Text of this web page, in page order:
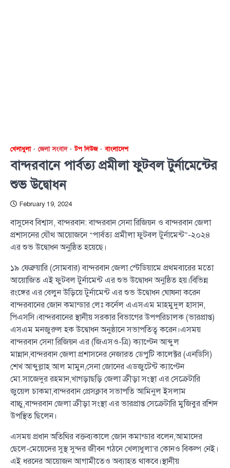
খেলাধুলা জেলা সংবাদ টপ নিউজ বাংলাদেশ
বান্দরবানে পার্বত্য প্রমীলা ফুটবল টুর্নামেন্টের
শুভ উদ্বোধন
February 19, 2024
বাসুদেব বিশ্বাস, বান্দরবান: বান্দরবান সেনা রিজিয়ন ও বান্দরবান জেলা
প্রশাসনের যৌথ আয়োজনে “পার্বত্য প্রমীলা ফুটবল টুর্নামেন্ট”-২০২৪
এর শুভ উদ্বোধন অনুষ্ঠিত হয়েছে।
১৯ ফেব্রুয়ারি (সোমবার) বান্দরবান জেলা স্টেডিয়ামে প্রথমবারের মতো
আয়োজিত এই ফুটবল টুর্নামেন্ট এর শুভ উদ্বোধন অনুষ্ঠিত হয়।বিভিন্ন
রংঙ্গের এর বেলুন উড়িয়ে টুর্নামেন্ট এর শুভ উদ্বোধন ঘোষনা করেন
বান্দরবানের জোন কমান্ডার লেঃ কর্নেল এএসএম মাহমুদুল হাসান,
পিএসসি।বান্দরবানের স্থানীয় সরকার বিভাগের উপপরিচালক (ভারপ্রাপ্ত)
এসএম মনজুরুল হক উদ্বোধন অনুষ্ঠানে সভাপতিত্ব করেন।এসময়
বান্দরবান সেনা রিজিয়ন এর (জিএসও-ত্রি) ক্যাপ্টেন আব্দুল
মান্নান,বান্দরবান জেলা প্রশাসনের নেজারত ডেপুটি কালেক্টর (এনডিসি)
শেখ আব্দুল্লাহ আল মামুন,সেনা জোনের এডজুটেন্ট ক্যাপ্টেন
মো.সাজেদুর রহমান,খাগড়াছড়ি জেলা ক্রীড়া সংস্থা এর সেক্রেটারি
জুয়েল চাকমা,বান্দরবান প্রেসক্লাব সভাপতি আমিনুল ইসলাম
বাচ্চু,বান্দরবান জেলা ক্রীড়া সংস্থা এর ভারপ্রাপ্ত সেক্রেটারি মুজিবুর রশিদ
উপস্থিত ছিলেন।
এসময় প্রধান অতিথির বক্তব্যকালে জোন কমান্ডার বলেন,আমাদের
ছেলে-মেয়েদের সুস্থ সুন্দর জীবন গঠনে খেলাধুলা’র কোনও বিকল্প নেই।
এই ধরনের আয়োজন আগামীতেও অব্যাহত থাকবে।স্থানীয়